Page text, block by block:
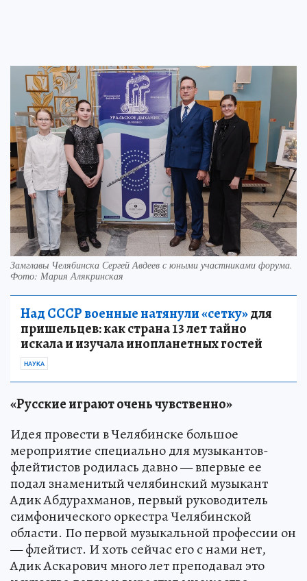
Замглавы Челябинска Сергей Авдеев с юными участниками форума.
Фото: Мария Алякринская
Над СССР военные натянули «сетку»для
пришельцев: как страна 13 лет тайно
искала и изучала инопланетных гостей
НАУКА
«Русские играют очень чувственно»
Идея провести в Челябинске большое
мероприятие специально для музыкантов-
флейтистов родилась давно — впервые ее
подал знаменитый челябинский музыкант
Адик Абдурахманов, первый руководитель
симфонического оркестра Челябинской
области. По первой музыкальной профессии он
— флейтист. И хоть сейчас его с нами нет,
Адик Аскарович много лет преподавал это